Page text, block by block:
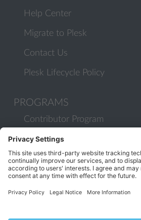
Help Center
Migrate to Plesk
Contact Us
Plesk Lifecycle Policy
PROGRAMS
Contributor Program
Partner Program
COMMUNITY